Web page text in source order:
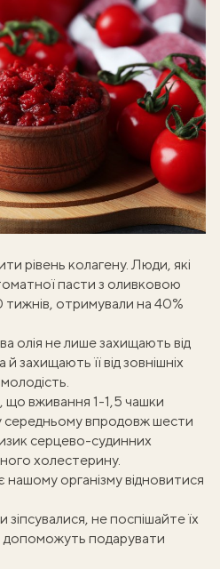
рівень колагену. Люди, які
пасти з оливковою
отримували на 40%
олія не лише захищають від
захищають її від зовнішніх
вживання 1-1,5 чашки
середньому впродовж шести
серцево-судинних
холестерину.
нашому організму відновитися
не поспішайте їх
допоможуть подарувати